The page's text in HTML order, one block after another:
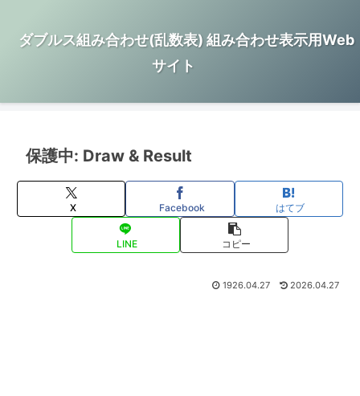
ダブルス組み合わせ(乱数表) 組み合わせ表示用Web
サイト
保護中: Draw & Result
X Facebook はてブ
LINE コピー
1926.04.27 2026.04.27